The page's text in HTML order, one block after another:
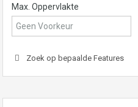
Max. Oppervlakte
Zoek op bepaalde Features